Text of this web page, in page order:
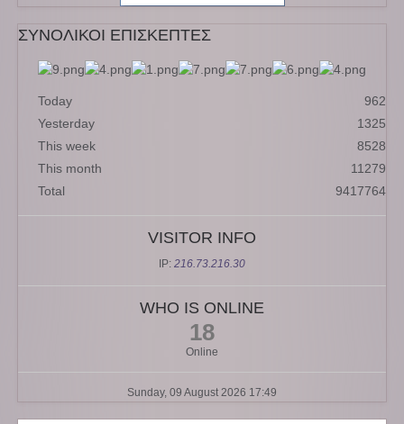
ΣΥΝΟΛΙΚΟΙ ΕΠΙΣΚΕΠΤΕΣ
Today
962
Yesterday
1325
This week
8528
This month
11279
Total
9417764
VISITOR INFO
IP: 216.73.216.30
WHO IS ONLINE
18
Online
Sunday, 09 August 2026 17:49